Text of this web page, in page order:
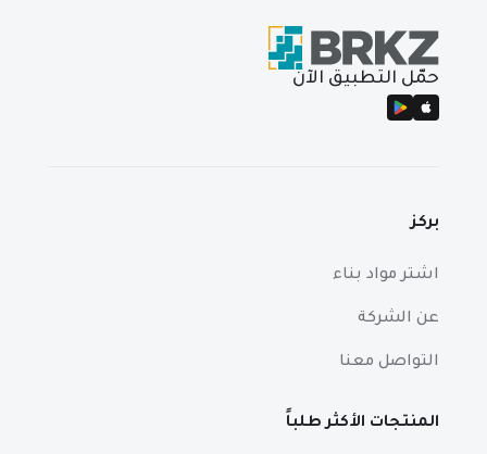
حمّل التطبيق الآن
بركز
اشتر مواد بناء
عن الشركة
التواصل معنا
المنتجات الأكثر طلباً